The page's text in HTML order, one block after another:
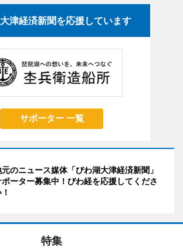
津経済新聞を応援しています
サポーター 一覧
のニュース媒体「びわ湖大津経済新聞」
ポーター募集中！びわ経を応援してくださ
特集